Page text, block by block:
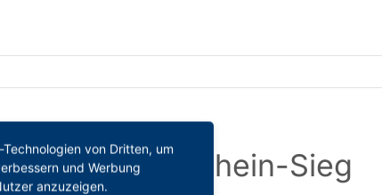
Bonn/Rhein-Sieg
von Dritten, um
und Werbung
anzuzeigen.